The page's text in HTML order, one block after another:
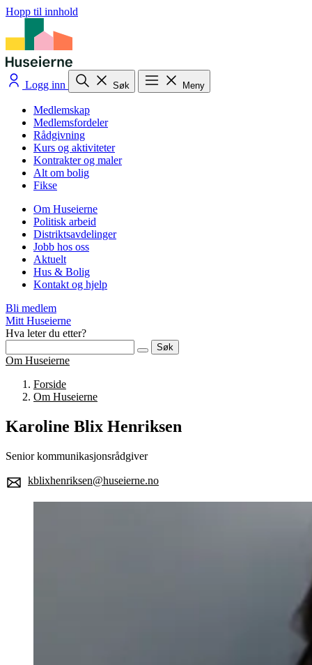
Hopp til innhold
Logg inn Søk Meny
Medlemskap
Medlemsfordeler
Rådgivning
Kurs og aktiviteter
Kontrakter og maler
Alt om bolig
Fikse
Om Huseierne
Politisk arbeid
Distriktsavdelinger
Jobb hos oss
Aktuelt
Hus & Bolig
Kontakt og hjelp
Bli medlem
Mitt Huseierne
Hva leter du etter?
Søk
Om Huseierne
Forside
Om Huseierne
Karoline Blix Henriksen
Senior kommunikasjonsrådgiver
kblixhenriksen@huseierne.no